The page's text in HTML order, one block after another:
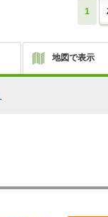
1
地図で表示